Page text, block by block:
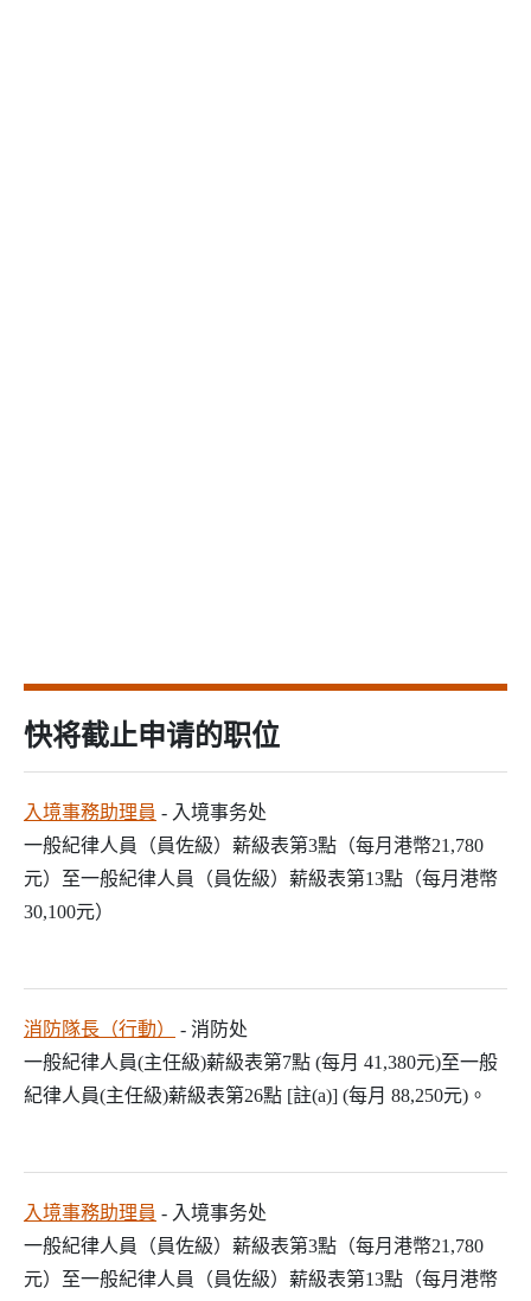
快将截止申请的职位
入境事務助理員 - 入境事务处
一般紀律人員（員佐級）薪級表第3點（每月港幣21,780
元）至一般紀律人員（員佐級）薪級表第13點（每月港幣
30,100元）
消防隊長（行動）
- 消防处
一般紀律人員(主任級)薪級表第7點 (每月 41,380元)至一般
紀律人員(主任級)薪級表第26點 [註(a)] (每月 88,250元)。
入境事務助理員 - 入境事务处
一般紀律人員（員佐級）薪級表第3點（每月港幣21,780
元）至一般紀律人員（員佐級）薪級表第13點（每月港幣